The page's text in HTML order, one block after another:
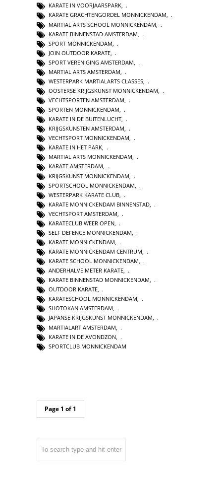
KARATE IN VOORJAARSPARK,
KARATE GRACHTENGORDEL MONNICKENDAM,
MARTIAL ARTS SCHOOL MONNICKENDAM
KARATE BINNENSTAD AMSTERDAM
SPORT MONNICKENDAM
JOIN OUTDOOR KARATE
SPORT VERENIGING AMSTERDAM
MARTIAL ARTS AMSTERDAM
WESTERPARK MARTIALARTS CLASSES
OOSTERSE KRIJGSKUNST MONNICKENDAM
VECHTSPORTEN AMSTERDAM,
SPORTEN MONNICKENDAM,
KARATE IN DE BUITENLUCHT,
KRIJGSKUNSTEN AMSTERDAM,
VECHTSPORT MONNICKENDAM,
KARATE IN HET PARK,
MARTIAL ARTS MONNICKENDAM,
KARATE AMSTERDAM,
KRIJGSKUNST MONNICKENDAM
SPORTSCHOOL MONNICKENDAM
WESTERPARK KARATE CLUB
KARATE MONNICKENDAM BINNENSTAD
VECHTSPORT AMSTERDAM
KARATECLUB WEER OPEN
SELF DEFENCE MONNICKENDAM
KARATE MONNICKENDAM
KARATE MONNICKENDAM CENTRUM,
KARATE SCHOOL MONNICKENDAM,
ANDERHALVE METER KARATE,
KARATE BINNENSTAD MONNICKENDAM,
OUTDOOR KARATE,
KARATESCHOOL MONNICKENDAM,
SHOTOKAN AMSTERDAM,
JAPANSE KRIJGSKUNST MONNICKENDAM,
MARTIALART AMSTERDAM
KARATE IN DE AVONDZON
SPORTCLUB MONNICKENDAM
Page 1 of 1